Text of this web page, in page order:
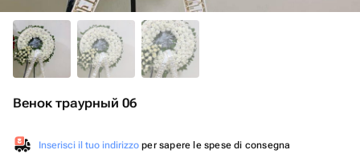
Венок траурный 06
Inserisci il tuo indirizzo per sapere le spese di consegna